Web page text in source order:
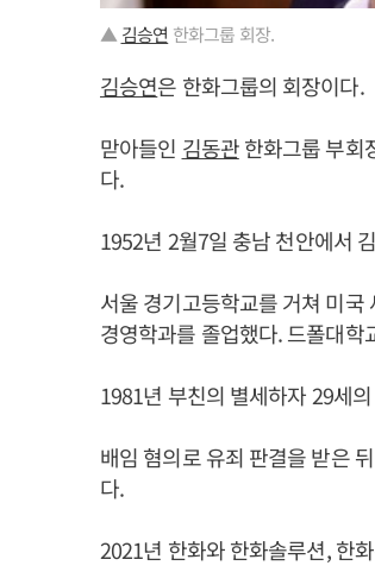
▲ 김승연 한화그룹 회장.
김승연은 한화그룹의 회장이다.
맏아들인 김동관한화그룹 부회
다.
1952년 2월7일 충남 천안에서
서울 경기고등학교를 거쳐 미
경영학과를 졸업했다. 드폴대
1981년 부친의 별세하자 29세
배임 혐의로 유죄 판결을 받은
다.
2021년 한화와 한화솔루션, 한